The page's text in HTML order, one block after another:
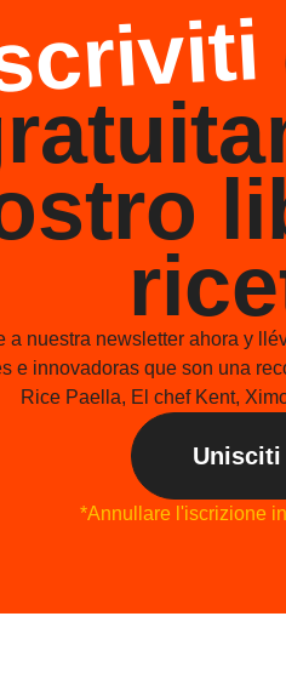
a nuestra newsletter ahora y
e innovadoras que son una
Rice Paella, El chef Kent,
Unisciti
*Annullare l'iscrizione